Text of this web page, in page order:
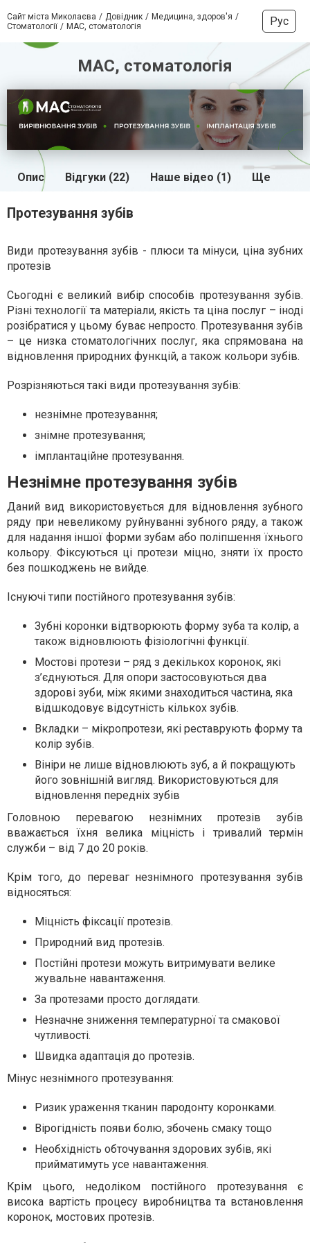
Сайт міста Миколаєва Довідник
Медицина, здоров'я
Стоматології
МАС, стоматологія Рус
МАС, стоматологія
Опис Відгуки (22) Наше відео (1) Ще
Протезування зубів
Види протезування зубів - плюси та мінуси, ціна зубних
протезів
Сьогодні є великий вибір способів протезування зубів.
Різні технології та матеріали, якість та ціна послуг – іноді
розібратися у цьому буває непросто. Протезування зубів
– це низка стоматологічних послуг, яка спрямована на
відновлення природних функцій, а також кольори зубів.
Розрізняються такі види протезування зубів:
незнімне протезування;
знімне протезування;
імплантаційне протезування.
Незнімне протезування зубів
Даний вид використовується для відновлення зубного
ряду при невеликому руйнуванні зубного ряду, а також
для надання іншої форми зубам або поліпшення їхнього
кольору. Фіксуються ці протези міцно, зняти їх просто
без пошкоджень не вийде.
Існуючі типи постійного протезування зубів:
Зубні коронки відтворюють форму зуба та колір, а
також відновлюють фізіологічні функції.
Мостові протези – ряд з декількох коронок, які
з’єднуються. Для опори застосовуються два
здорові зуби, між якими знаходиться частина, яка
відшкодовує відсутність кількох зубів.
Вкладки – мікропротези, які реставрують форму та
колір зубів.
Вініри не лише відновлюють зуб, а й покращують
його зовнішній вигляд. Використовуються для
відновлення передніх зубів
Головною перевагою незнімних протезів зубів
вважається їхня велика міцність і тривалий термін
служби – від 7 до 20 років.
Крім того, до переваг незнімного протезування зубів
відносяться:
Міцність фіксації протезів.
Природний вид протезів.
Постійні протези можуть витримувати велике
жувальне навантаження.
За протезами просто доглядати.
Незначне зниження температурної та смакової
чутливості.
Швидка адаптація до протезів.
Мінус незнімного протезування:
Ризик ураження тканин пародонту коронками.
Вірогідність появи болю, збочень смаку тощо
Необхідність обточування здорових зубів, які
прийматимуть усе навантаження.
Крім цього, недоліком постійного протезування є
висока вартість процесу виробництва та встановлення
коронок, мостових протезів.